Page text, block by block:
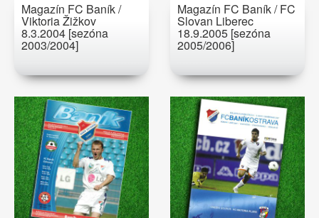
Magazín FC Baník /
Viktoria Žižkov
8.3.2004 [sezóna
2003/2004]
Magazín FC Baník / FC
Slovan Liberec
18.9.2005 [sezóna
2005/2006]